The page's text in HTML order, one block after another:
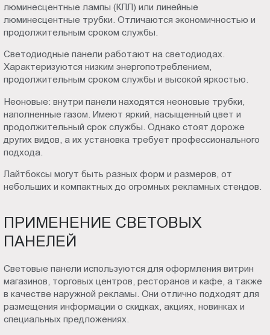
люминесцентные лампы (КЛЛ) или линейные
люминесцентные трубки. Отличаются экономичностью и
продолжительным сроком службы.
Светодиодные панели работают на светодиодах.
Характеризуются низким энергопотреблением,
продолжительным сроком службы и высокой яркостью.
Неоновые: внутри панели находятся неоновые трубки,
наполненные газом. Имеют яркий, насыщенный цвет и
продолжительный срок службы. Однако стоят дороже
других видов, а их установка требует профессионального
подхода.
Лайтбоксы могут быть разных форм и размеров, от
небольших и компактных до огромных рекламных стендов.
ПРИМЕНЕНИЕ СВЕТОВЫХ
ПАНЕЛЕЙ
Световые панели используются для оформления витрин
магазинов, торговых центров, ресторанов и кафе, а также
в качестве наружной рекламы. Они отлично подходят для
размещения информации о скидках, акциях, новинках и
специальных предложениях.